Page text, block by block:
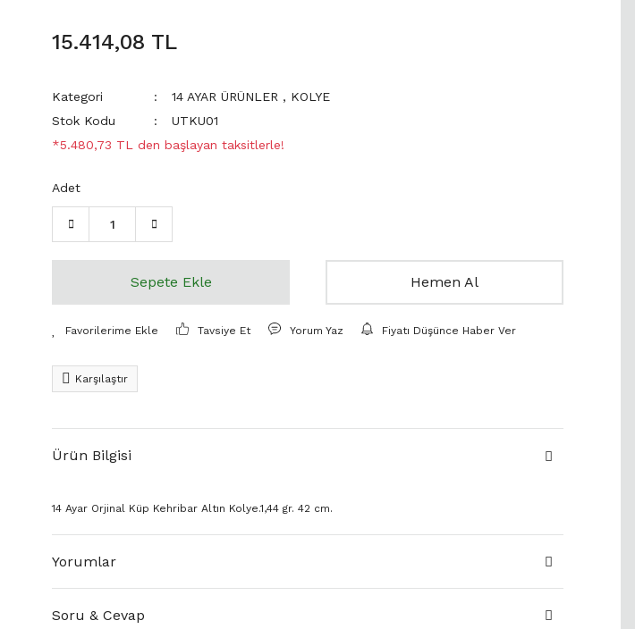
15.414,08 TL
Kategori 14 AYAR ÜRÜNLER , KOLYE
Stok Kodu
UTKU01
*5.480,73 TL den başlayan taksitlerle!
Adet
Sepete Ekle Hemen Al
Tavsiye Et Yorum Yaz Fiyatı Düşünce Haber Ver
Karşılaştır
Ürün Bilgisi
14 Ayar Orjinal Küp Kehribar Altın Kolye.1,44 gr. 42 cm.
Yorumlar
Soru & Cevap